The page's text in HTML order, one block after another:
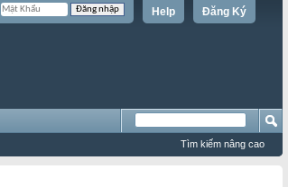
Đăng Ký
Help
Tìm kiếm nâng cao